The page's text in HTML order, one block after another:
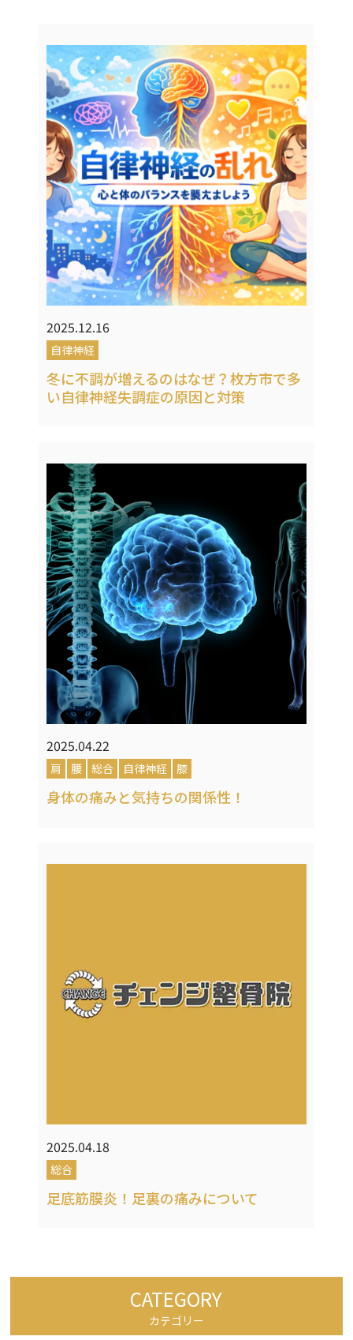
2025.12.16
自律神経
冬に不調が増えるのはなぜ？枚方市で多
い自律神経失調症の原因と対策
2025.04.22
肩 腰 総合 自律神経 膝
身体の痛みと気持ちの関係性！
2025.04.18
総合
足底筋膜炎！足裏の痛みについて
CATEGORY
カテゴリー